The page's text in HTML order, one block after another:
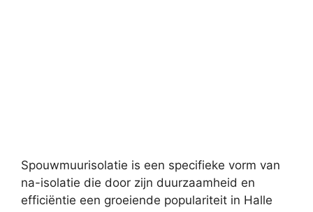
Spouwmuurisolatie is een specifieke vorm van
na-isolatie die door zijn duurzaamheid en
efficiëntie een groeiende populariteit in Halle